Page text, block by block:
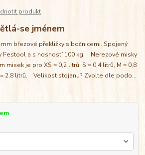
produkt
se jménem
březové překližky s bočnicemi. Spojený
Festool a s nosností 100 kg. Nerezové misky
misek je pro XS = 0,2 litrů, S = 0,4 litrů, M = 0,8
= 2,8 litrů. Velikost stojanu? Zvolte dle podo...